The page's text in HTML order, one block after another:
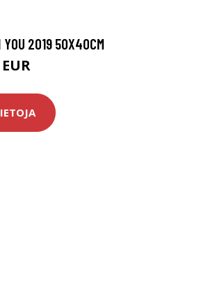
YOU 2019 50X40CM